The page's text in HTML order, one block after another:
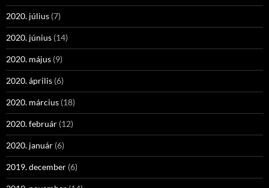
2020. július (7)
2020. június (14)
2020. május (9)
2020. április (6)
2020. március (18)
2020. február (12)
2020. január (6)
2019. december (6)